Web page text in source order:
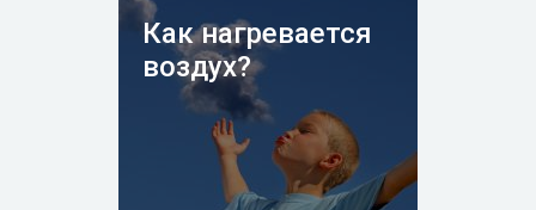
Как нагревается
воздух?